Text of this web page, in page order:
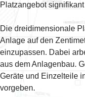
Platzangebot
Die dreidimensionale
Anlage auf den
einzupassen. Dabei
aus dem Anlagenbau.
Geräte und Einzelteile
vorgeben.